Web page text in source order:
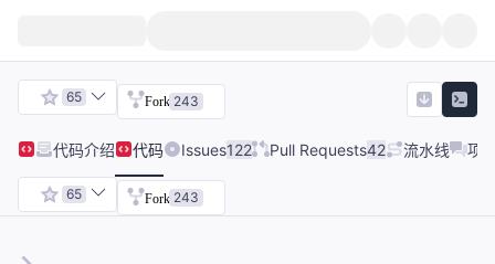
65 Fork 243
代码介绍 代码 Issues122 Pull Requests42 流水线 项
65 Fork 243